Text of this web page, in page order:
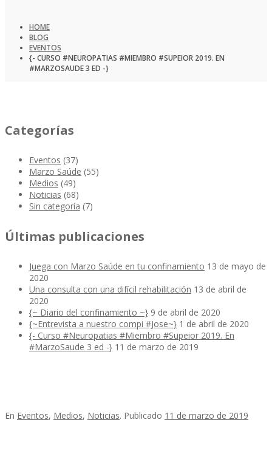
HOME
BLOG
EVENTOS
{- CURSO #NEUROPATIAS #MIEMBRO #SUPEIOR 2019. EN
#MARZOSAUDE 3 ED -}
Categorías
Eventos (37)
Marzo Saúde (55)
Medios (49)
Noticias (68)
Sin categoría (7)
Últimas publicaciones
Juega con Marzo Saúde en tu confinamiento 13 de mayo de
2020
Una consulta con una difícil rehabilitación 13 de abril de
2020
{~ Diario del confinamiento ~} 9 de abril de 2020
{~Entrevista a nuestro compi #Jose~} 1 de abril de 2020
{- Curso #Neuropatias #Miembro #Supeior 2019. En
#MarzoSaude 3 ed -} 11 de marzo de 2019
En Eventos, Medios, Noticias. Publicado 11 de marzo de 2019